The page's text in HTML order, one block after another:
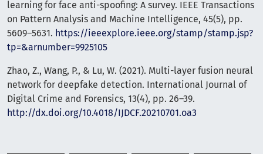
learning for face anti-spoofing: A survey. IEEE Transactions
on Pattern Analysis and Machine Intelligence, 45(5), pp.
5609–5631. https://ieeexplore.ieee.org/stamp/stamp.jsp?
tp=&arnumber=9925105
Zhao, Z., Wang, P., & Lu, W. (2021). Multi-layer fusion neural
network for deepfake detection. International Journal of
Digital Crime and Forensics, 13(4), pp. 26–39.
http://dx.doi.org/10.4018/IJDCF.20210701.oa3